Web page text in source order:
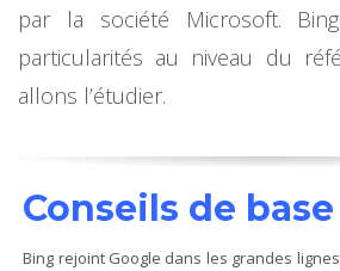
par la société Microsoft.
particularités au niveau du
allons l’étudier.
Conseils de base
Bing rejoint Google dans les grandes